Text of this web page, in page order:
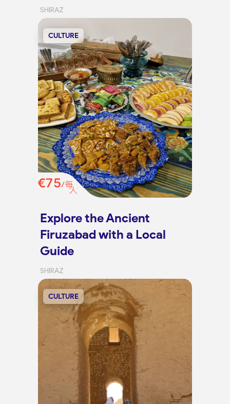
SHIRAZ
CULTURE
€75/每
人
Explore the Ancient
Firuzabad with a Local
Guide
SHIRAZ
CULTURE